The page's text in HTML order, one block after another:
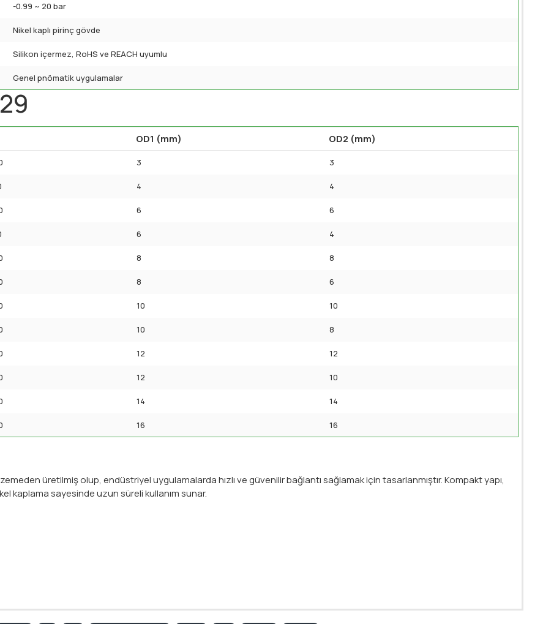
-0.99 ~ 20 bar
Nikel kaplı pirinç gövde
Silikon içermez, RoHS ve REACH uyumlu
Genel pnömatik uygulamalar
OD1 (mm) OD2 (mm)
3 3
4 4
6 6
6 4
8 8
8 6
10 10
10 8
12 12
12 10
14 14
16 16
üretilmiş olup, endüstriyel uygulamalarda hızlı ve güvenilir bağlantı sağlamak için tasarlanmıştır. Kompakt yapı,
kaplama sayesinde uzun süreli kullanım sunar.